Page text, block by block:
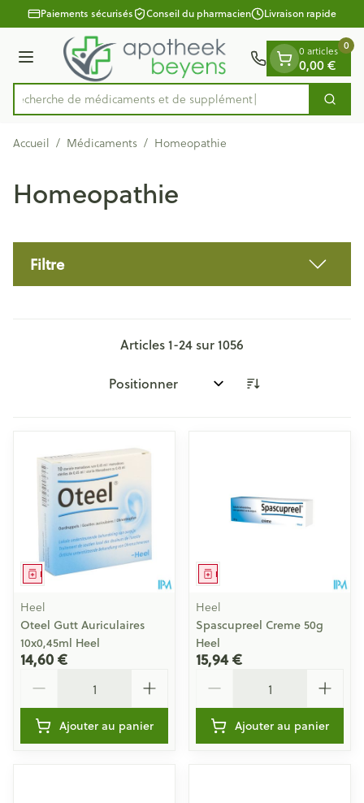
Aller au contenu
1 de 1
Paiements sécurisés Conseil du pharmacien Livraison rapide
Menu
Rechercher
Recherche de médicament
0 articles
0,00 €
0
Accueil / Médicaments / Homeopathie
Homeopathie
Filtre
Articles1-24sur1056
Trier par:
Médicament
Heel
Oteel Gutt Auriculaires
10x0,45ml Heel
14,60 €
Ajouter au panier
Médicament
Heel
Spascupreel Creme 50g
Heel
15,94 €
Ajouter au panier